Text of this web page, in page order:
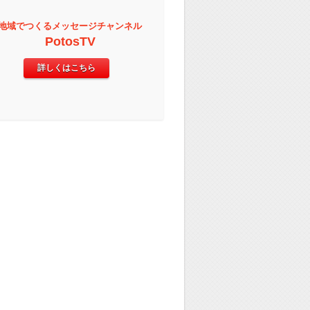
域でつくるメッセージチャンネル
PotosTV
詳しくはこちら